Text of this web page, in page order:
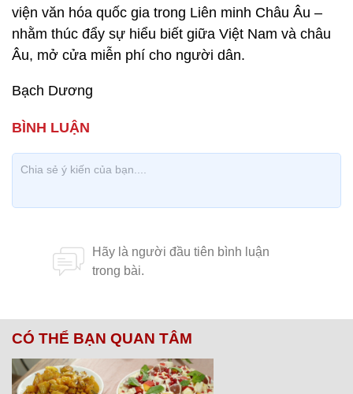
viện văn hóa quốc gia trong Liên minh Châu Âu –
nhằm thúc đẩy sự hiểu biết giữa Việt Nam và châu
Âu, mở cửa miễn phí cho người dân.
Bạch Dương
CÓ THỂ BẠN QUAN TÂM